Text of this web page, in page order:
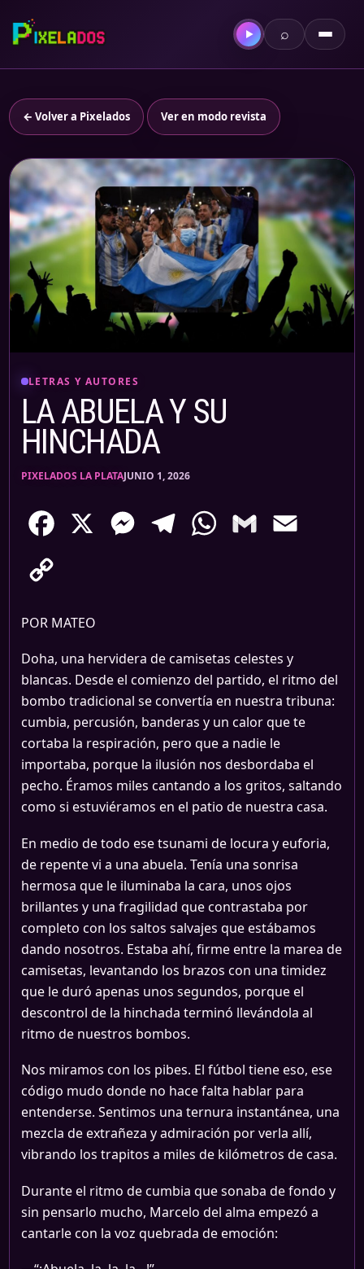
▶ ⌕
← Volver a Pixelados Ver en modo revista
LETRAS Y AUTORES
LA ABUELA Y SU
HINCHADA
PIXELADOS LA PLATAJUNIO 1, 2026
Facebook MessengerTelegramWhatsAppGmail
POR MATEO
Doha, una hervidera de camisetas celestes y
blancas. Desde el comienzo del partido, el ritmo del
bombo tradicional se convertía en nuestra tribuna:
cumbia, percusión, banderas y un calor que te
cortaba la respiración, pero que a nadie le
importaba, porque la ilusión nos desbordaba el
pecho. Éramos miles cantando a los gritos, saltando
como si estuviéramos en el patio de nuestra casa.
En medio de todo ese tsunami de locura y euforia,
de repente vi a una abuela. Tenía una sonrisa
hermosa que le iluminaba la cara, unos ojos
brillantes y una fragilidad que contrastaba por
completo con los saltos salvajes que estábamos
dando nosotros. Estaba ahí, firme entre la marea de
camisetas, levantando los brazos con una timidez
que le duró apenas unos segundos, porque el
descontrol de la hinchada terminó llevándola al
ritmo de nuestros bombos.
Nos miramos con los pibes. El fútbol tiene eso, ese
código mudo donde no hace falta hablar para
entenderse. Sentimos una ternura instantánea, una
mezcla de extrañeza y admiración por verla allí,
vibrando los trapitos a miles de kilómetros de casa.
Durante el ritmo de cumbia que sonaba de fondo y
sin pensarlo mucho, Marcelo del alma empezó a
cantarle con la voz quebrada de emoción: